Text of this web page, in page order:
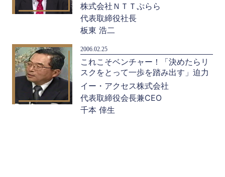
株式会社ＮＴＴぷらら
代表取締役社長
板東 浩二
2006.02.25
これこそベンチャー！「決めたらリ
スクをとって一歩を踏み出す」迫力
イー・アクセス株式会社
代表取締役会長兼CEO
千本 倖生